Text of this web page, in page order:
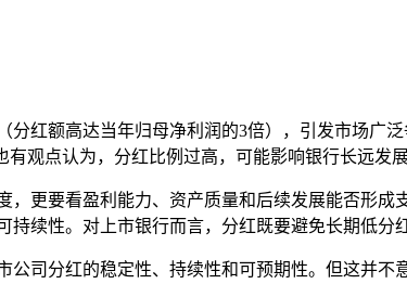
红额高达当年归母净利润的3倍），引发市场广
观点认为，分红比例过高，可能影响银行长远发展
更要看盈利能力、资产质量和后续发展能否形
续性。对上市银行而言，分红既要避免长期低分
公司分红的稳定性、持续性和可预期性。但这并